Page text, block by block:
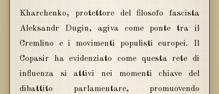
Kharchenko, protettore del filosofo fascista
Aleksandr Dugin, agiva come ponte tra il
Cremlino e i movimenti populisti europei. Il
Copasir ha evidenziato come questa rete di
influenza si attivi nei momenti chiave del
dibattito parlamentare, promuovendo